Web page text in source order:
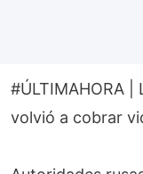
#ÚLTIMAHORA |
volvió a cobrar